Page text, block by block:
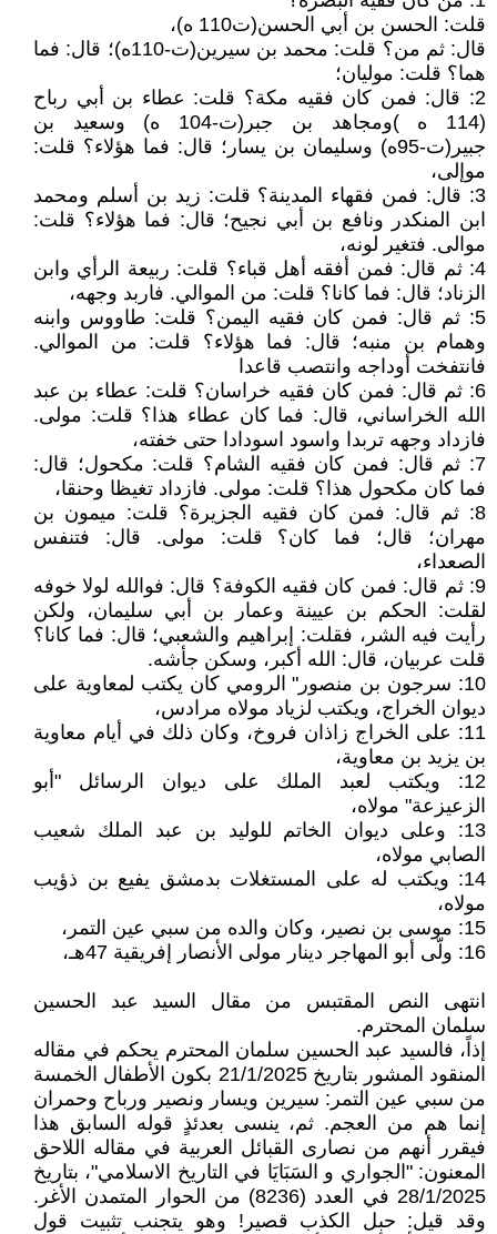
قلت: الحسن بن أبي الحسن(ت110 ه)،
قال: ثم من؟ قلت: محمد بن سيرين(ت-110ه)؛ قال: فما
هما؟ قلت: موليان؛
2: قال: فمن كان فقيه مكة؟ قلت: عطاء بن أبي رباح
(114 ه )ومجاهد بن جبر(ت-104 ه) وسعيد بن
جبير(ت-95ه) وسليمان بن يسار؛ قال: فما هؤلاء؟ قلت:
موإلى،
3: قال: فمن فقهاء المدينة؟ قلت: زيد بن أسلم ومحمد
ابن المنكدر ونافع بن أبي نجيح؛ قال: فما هؤلاء؟ قلت:
موالى. فتغير لونه،
4: ثم قال: فمن أفقه أهل قباء؟ قلت: ربيعة الرأي وابن
الزناد؛ قال: فما كانا؟ قلت: من الموالي. فاربد وجهه،
5: ثم قال: فمن كان فقيه اليمن؟ قلت: طاووس وابنه
وهمام بن منبه؛ قال: فما هؤلاء؟ قلت: من الموالي.
فانتفخت أوداجه وانتصب قاعدا
6: ثم قال: فمن كان فقيه خراسان؟ قلت: عطاء بن عبد
الله الخراساني، قال: فما كان عطاء هذا؟ قلت: مولى.
فازداد وجهه تربدا واسود اسودادا حتى خفته،
7: ثم قال: فمن كان فقيه الشام؟ قلت: مكحول؛ قال:
فما كان مكحول هذا؟ قلت: مولى. فازداد تغيظا وحنقا،
8: ثم قال: فمن كان فقيه الجزيرة؟ قلت: ميمون بن
مهران؛ قال؛ فما كان؟ قلت: مولى. قال: فتنفس
الصعداء،
9: ثم قال: فمن كان فقيه الكوفة؟ قال: فوالله لولا خوفه
لقلت: الحكم بن عيينة وعمار بن أبي سليمان، ولكن
رأيت فيه الشر، فقلت: إبراهيم والشعبي؛ قال: فما كانا؟
قلت عربيان، قال: الله أكبر، وسكن جأشه.
10: سرجون بن منصور" الرومي كان يكتب لمعاوية على
ديوان الخراج، ويكتب لزياد مولاه مرادس،
11: على الخراج زاذان فروخ، وكان ذلك في أيام معاوية
بن يزيد بن معاوية،
12: ويكتب لعبد الملك على ديوان الرسائل "أبو
الزعيزعة" مولاه،
13: وعلى ديوان الخاتم للوليد بن عبد الملك شعيب
الصابي مولاه،
14: ويكتب له على المستغلات بدمشق يفيع بن ذؤيب
مولاه،
15: موسى بن نصير، وكان والده من سبي عين التمر،
16: ولّى أبو المهاجر دينار مولى الأنصار إفريقية 47هـ،
انتهى النص المقتبس من مقال السيد عبد الحسين
سلمان المحترم.
إذاً، فالسيد عبد الحسين سلمان المحترم يحكم في مقاله
المنقود المشور بتاريخ 21/1/2025 بكون الأطفال الخمسة
من سبي عين التمر: سيرين ويسار ونصير ورباح وحمران
إنما هم من العجم. ثم، ينسى بعدئذٍ قوله السابق هذا
فيقرر أنهم من نصارى القبائل العربية في مقاله اللاحق
المعنون: "الجواري و السَبَايَا في التاريخ الاسلامي"، بتاريخ
28/1/2025 في العدد (8236) من الحوار المتمدن الأغر.
وقد قيل: حبل الكذب قصير! وهو يتجنب تثبيت قول